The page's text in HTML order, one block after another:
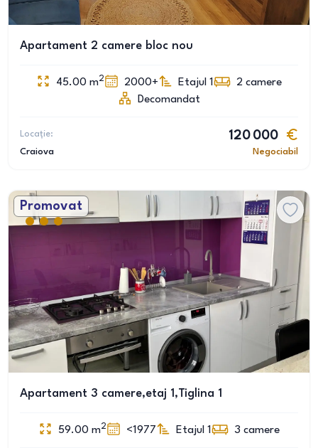
Apartament 2 camere bloc nou
45.00 m2 2000+ Etajul 1 2 camere
Decomandat
Locație:
Craiova
120 000
Negociabil
Promovat
Apartament 3 camere,etaj 1,Tiglina 1
59.00 m2 <1977 Etajul 1 3 camere